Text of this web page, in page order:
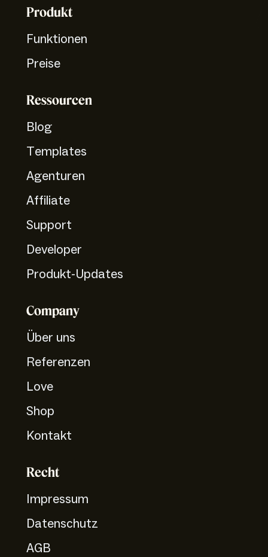
Produkt
Funktionen
Preise
Ressourcen
Blog
Templates
Agenturen
Affiliate
Support
Developer
Produkt-Updates
Company
Über uns
Referenzen
Love
Shop
Kontakt
Recht
Impressum
Datenschutz
AGB